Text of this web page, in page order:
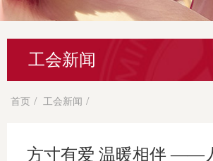
工会新闻
首页 / 工会新闻 /
方寸有爱 温暖相伴 ——